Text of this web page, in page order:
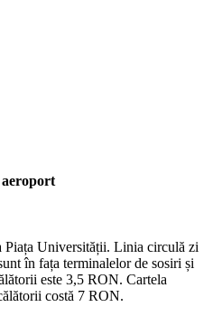
Piața Universității. Linia circulă zi
în fața terminalelor de sosiri și
este 3,5 RON. Cartela
costă 7 RON.